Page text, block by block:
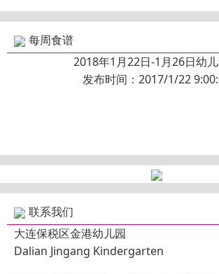
每周食谱
2018年1月22日-1月26日幼
发布时间：2017/1/22
联系我们
大连保税区金港幼儿园
Dalian Jingang Kindergarten